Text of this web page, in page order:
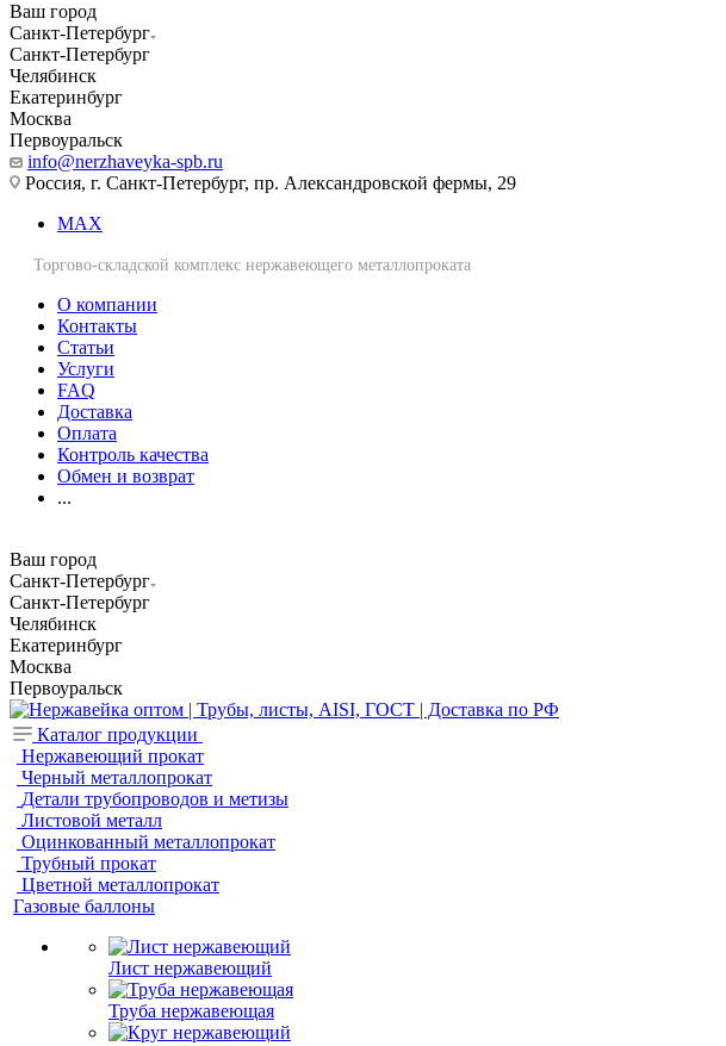
Ваш город
Санкт-Петербург
Санкт-Петербург
Челябинск
Екатеринбург
Москва
Первоуральск
info@nerzhaveyka-spb.ru
Россия, г. Санкт-Петербург, пр. Александровской фермы, 29
MAX
Торгово-складской комплекс нержавеющего металлопроката
О компании
Контакты
Статьи
Услуги
FAQ
Доставка
Оплата
Контроль качества
Обмен и возврат
...
Ваш город
Санкт-Петербург
Санкт-Петербург
Челябинск
Екатеринбург
Москва
Первоуральск
Каталог продукции
Нержавеющий прокат
Черный металлопрокат
Детали трубопроводов и метизы
Листовой металл
Оцинкованный металлопрокат
Трубный прокат
Цветной металлопрокат
Газовые баллоны
Лист нержавеющий
Труба нержавеющая